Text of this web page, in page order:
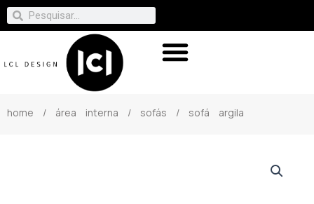
home / área interna / sofás / sofá argila